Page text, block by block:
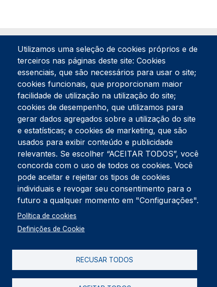
Tel:234 390 100Fax:234 390 100
Endereço Postal
Apartado 42
Rua Gil Eanes 31
3834-908 Gafanha da Nazaré
Estúdios
Rua Prior Guerra
Edifício do Centro Cultural da Gafanha da Nazaré
3830-556 Gafanha da Nazaré
Rodapé
Cookies
Política de Privacidade
Utilizamos uma seleção de cookies próprios e de
terceiros nas páginas deste site: Cookies
essenciais, que são necessários para usar o site;
cookies funcionais, que proporcionam maior
facilidade de utilização na utilização do site;
cookies de desempenho, que utilizamos para
gerar dados agregados sobre a utilização do site
e estatísticas; e cookies de marketing, que são
usados para exibir conteúdo e publicidade
relevantes. Se escolher “ACEITAR TODOS”, você
concorda com o uso de todos os cookies. Você
pode aceitar e rejeitar os tipos de cookies
individuais e revogar seu consentimento para o
futuro a qualquer momento em "Configurações".
Política de cookies
Definições de Cookie
RECUSAR TODOS